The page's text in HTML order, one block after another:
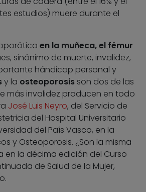
estudios) muere durante el
en la muñeca, el fémur
sinónimo de muerte, invalidez,
hándicap personal y
y la osteoporosis son dos de las
más invalidez producen en todo
José Luis Neyro, del Servicio de
del Hospital Universitario
del País Vasco, en la
y Osteoporosis. ¿Son la misma
en la décima edición del Curso
de Salud de la Mujer,